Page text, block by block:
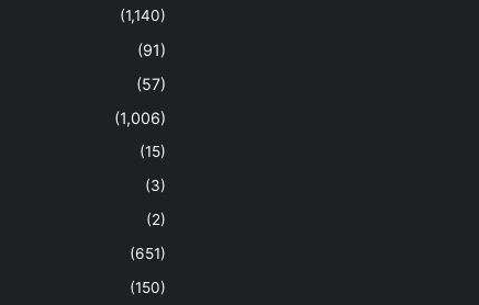
(1,140)
(91)
(57)
(1,006)
(15)
(3)
(2)
(651)
(150)